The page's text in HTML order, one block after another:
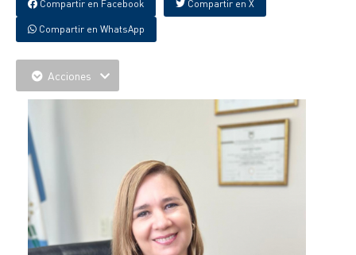
Compartir en Facebook Compartir en X
Compartir en WhatsApp
Acciones